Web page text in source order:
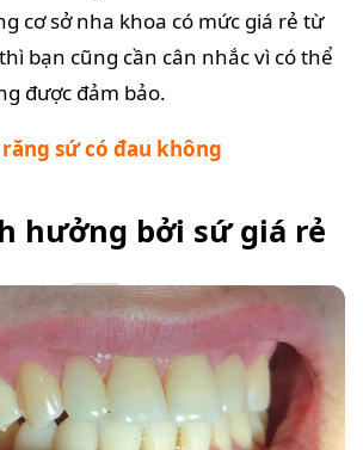
cơ sở nha khoa có mức giá rẻ từ
bạn cũng cần cân nhắc vì có thể
được đảm bảo.
răng sứ có đau không
hưởng bởi sứ giá rẻ